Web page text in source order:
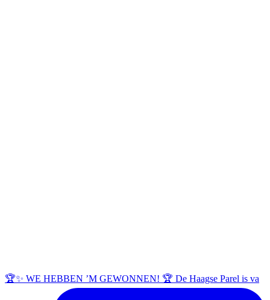
🏆✨ WE HEBBEN ’M GEWONNEN! 🏆 De Haagse Parel is va